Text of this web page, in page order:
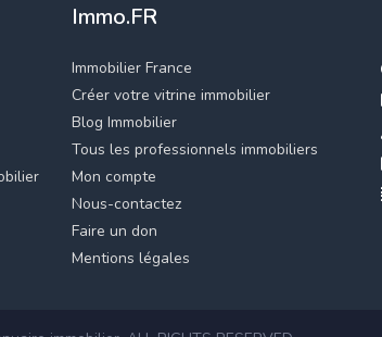
Immo.FR
Immobilier France
Créer votre vitrine immobilier
Blog Immobilier
Tous les professionnels immobiliers
Mon compte
Nous-contactez
Faire un don
Mentions légales